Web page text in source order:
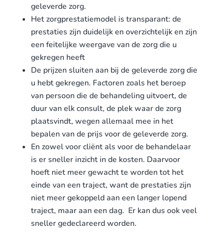
geleverde zorg.
Het zorgprestatiemodel is transparant: de
prestaties zijn duidelijk en overzichtelijk en zijn
een feitelijke weergave van de zorg die u
gekregen heeft
De prijzen sluiten aan bij de geleverde zorg die
u hebt gekregen. Factoren zoals het beroep
van persoon die de behandeling uitvoert, de
duur van elk consult, de plek waar de zorg
plaatsvindt, wegen allemaal mee in het
bepalen van de prijs voor de geleverde zorg.
En zowel voor cliënt als voor de behandelaar
is er sneller inzicht in de kosten. Daarvoor
hoeft niet meer gewacht te worden tot het
einde van een traject, want de prestaties zijn
niet meer gekoppeld aan een langer lopend
traject, maar aan een dag. Er kan dus ook veel
sneller gedeclareerd worden.